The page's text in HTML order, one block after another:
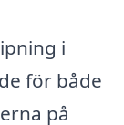
i
för både
på